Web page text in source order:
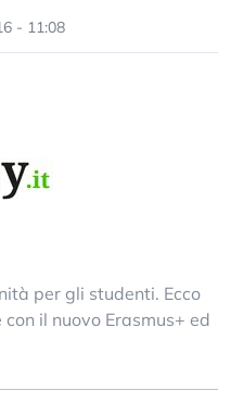
- 11:08
per gli studenti. Ecco
il nuovo Erasmus+ ed